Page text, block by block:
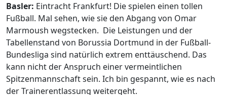
Basler: Eintracht Frankfurt! Die spielen einen tollen
Fußball. Mal sehen, wie sie den Abgang von Omar
Marmoush wegstecken. Die Leistungen und der
Tabellenstand von Borussia Dortmund in der Fußball-
Bundesliga sind natürlich extrem enttäuschend. Das
kann nicht der Anspruch einer vermeintlichen
Spitzenmannschaft sein. Ich bin gespannt, wie es nach
der Trainerentlassung weitergeht.